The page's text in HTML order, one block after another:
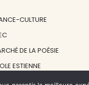
CULTURE
DE LA POÉSIE
ESTIENNE